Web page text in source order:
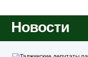
Новости